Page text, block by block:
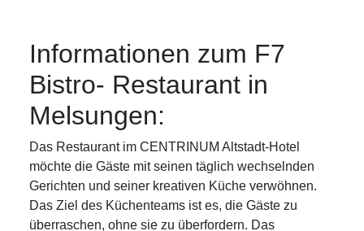
Informationen zum F7
Bistro- Restaurant in
Melsungen:
Das Restaurant im CENTRINUM Altstadt-Hotel
möchte die Gäste mit seinen täglich wechselnden
Gerichten und seiner kreativen Küche verwöhnen.
Das Ziel des Küchenteams ist es, die Gäste zu
überraschen, ohne sie zu überfordern. Das